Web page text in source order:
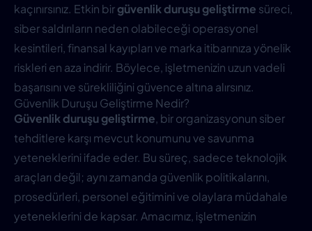
kaçınırsınız. Etkin birgüvenlik duruşu geliştirme süreci,
siber saldırıların neden olabileceği operasyonel
kesintileri, finansal kayıpları ve marka itibarınıza yönelik
riskleri en aza indirir. Böylece, işletmenizin uzun vadeli
başarısını ve sürekliliğini güvence altına alırsınız.
Güvenlik Duruşu Geliştirme Nedir?
Güvenlik duruşu geliştirme, bir organizasyonun siber
tehditlere karşı mevcut konumunu ve savunma
yeteneklerini ifade eder. Bu süreç, sadece teknolojik
araçları değil; aynı zamanda güvenlik politikalarını,
prosedürleri, personel eğitimini ve olaylara müdahale
yeteneklerini de kapsar. Amacımız, işletmenizin